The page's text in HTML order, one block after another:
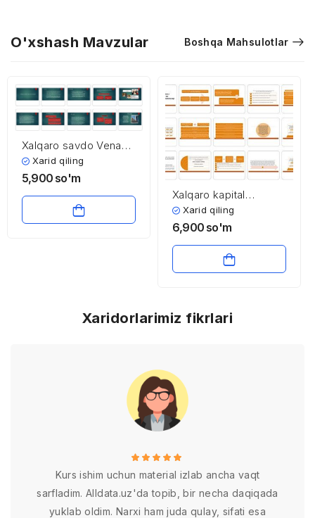
O'xshash Mavzular Boshqa Mahsulotlar
Xalqaro savdo Vena
konvesiyasi
Xarid qiling
5,900 so'm
Xalqaro kapital
migratsiyasi va
transmilliy
Xarid qiling
6,900 so'm
Xaridorlarimiz fikrlari
Kurs ishim uchun material izlab ancha vaqt
sarfladim. Alldata.uz'da topib, bir necha daqiqada
yuklab oldim. Narxi ham juda qulay, sifati esa